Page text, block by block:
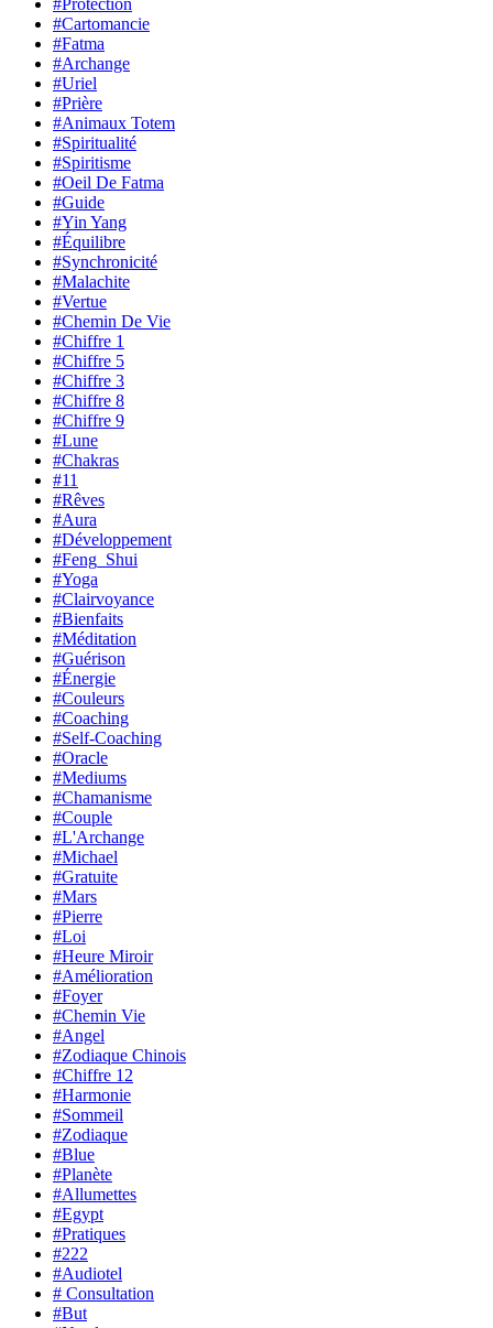
#Cartomancie
#Fatma
#Archange
#Uriel
#Prière
#Animaux Totem
#Spiritualité
#Spiritisme
#Oeil De Fatma
#Guide
#Yin Yang
#Équilibre
#Synchronicité
#Malachite
#Vertue
#Chemin De Vie
#Chiffre 1
#Chiffre 5
#Chiffre 3
#Chiffre 8
#Chiffre 9
#Lune
#Chakras
#11
#Rêves
#Aura
#Développement
#Feng_Shui
#Yoga
#Clairvoyance
#Bienfaits
#Méditation
#Guérison
#Énergie
#Couleurs
#Coaching
#Self-Coaching
#Oracle
#Mediums
#Chamanisme
#Couple
#L'Archange
#Michael
#Gratuite
#Mars
#Pierre
#Loi
#Heure Miroir
#Amélioration
#Foyer
#Chemin Vie
#Angel
#Zodiaque Chinois
#Chiffre 12
#Harmonie
#Sommeil
#Zodiaque
#Blue
#Planète
#Allumettes
#Egypt
#Pratiques
#222
#Audiotel
# Consultation
#But